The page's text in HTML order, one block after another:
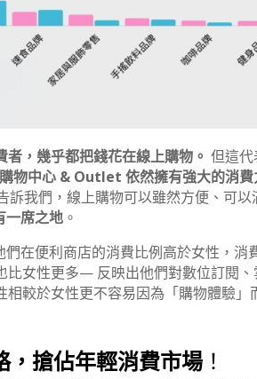
，幾乎都把錢花在線上購物。 但這
物中心 & Outlet 依然擁有強大的消費
訴我們，線上購物可以雖然方便、可以
一席之地 。
在便利商店的消費比例高於女性，消
比女性更多— 反映出他們對數位訂閱
較於女性更不容易因為「購物體驗」
，搶佔年輕消費市場 ！